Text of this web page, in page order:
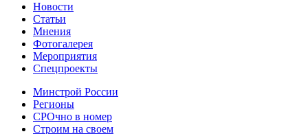
Новости
Статьи
Мнения
Фотогалерея
Мероприятия
Спецпроекты
Минстрой России
Регионы
СРОчно в номер
Строим на своем